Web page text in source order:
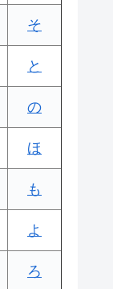
そ
と
の
ほ
も
よ
ろ